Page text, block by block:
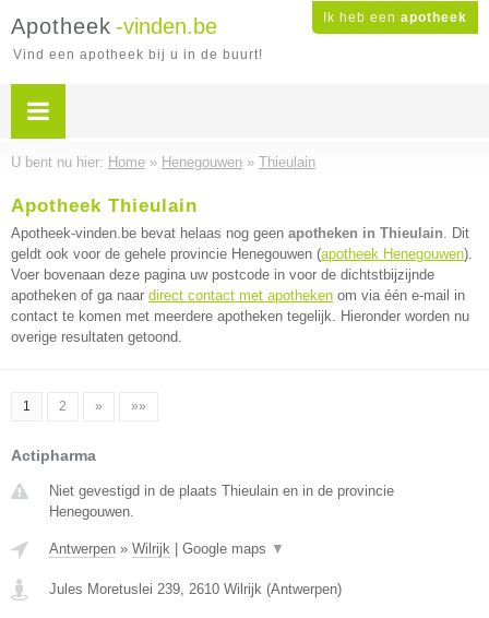
Ik heb een apotheek
Apotheek -vinden.be
Vind een apotheek bij u in de buurt!
U bent nu hier: Home » Henegouwen » Thieulain
Apotheek Thieulain
Apotheek-vinden.be bevat helaas nog geen apotheken in Thieulain. Dit
geldt ook voor de gehele provincie Henegouwen (apotheek Henegouwen).
Voer bovenaan deze pagina uw postcode in voor de dichtstbijzijnde
apotheken of ga naar direct contact met apotheken om via één e-mail in
contact te komen met meerdere apotheken tegelijk. Hieronder worden nu
overige resultaten getoond.
1 2 » »»
Actipharma
Niet gevestigd in de plaats Thieulain en in de provincie
Henegouwen.
Antwerpen » Wilrijk Google maps ▼
Jules Moretuslei 239, 2610 Wilrijk (Antwerpen)